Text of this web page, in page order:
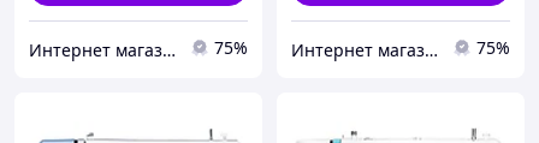
Интернет магазин "Техника" 75% Интернет магазин "Техника" 75%